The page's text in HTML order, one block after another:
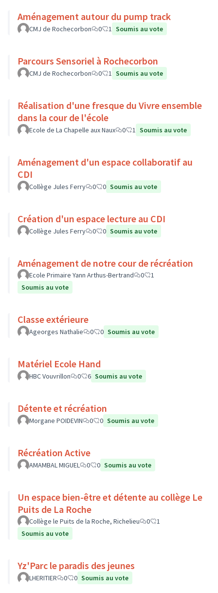
Aménagement autour du pump track
CMJ de Rochecorbon 0 1 Soumis au vote
Parcours Sensoriel à Rochecorbon
CMJ de Rochecorbon 0 1 Soumis au vote
Réalisation d'une fresque du Vivre ensemble
dans la cour de l'école
Ecole de La Chapelle aux Naux 0 1 Soumis au vote
Aménagement d'un espace collaboratif au
CDI
Collège Jules Ferry 0 0 Soumis au vote
Création d'un espace lecture au CDI
Collège Jules Ferry 0 0 Soumis au vote
Aménagement de notre cour de récréation
Ecole Primaire Yann Arthus-Bertrand 0
1
Soumis au vote
Classe extérieure
Ageorges Nathalie 0 0 Soumis au vote
Matériel Ecole Hand
HBC Vouvrillon 0 6 Soumis au vote
Détente et récréation
Morgane POIDEVIN 0 0 Soumis au vote
Récréation Active
AMAMBAL MIGUEL 0 0 Soumis au vote
Un espace bien-être et détente au collège Le
Puits de La Roche
Collège le Puits de la Roche, Richelieu 0
1
Soumis au vote
Yz'Parc le paradis des jeunes
LHERITIER 0 0 Soumis au vote